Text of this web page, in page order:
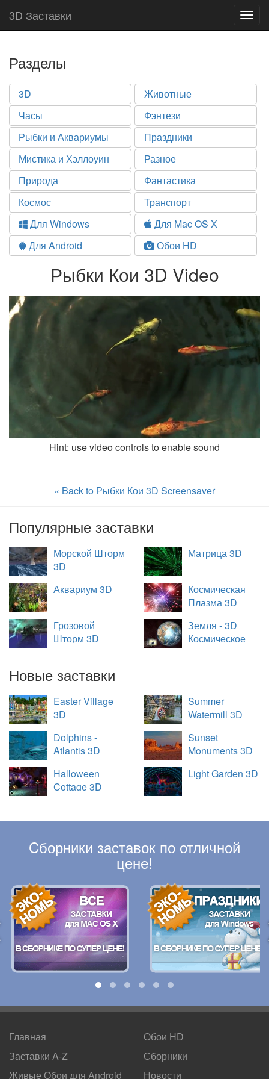
3D Заставки
Разделы
3D
Животные
Часы
Фэнтези
Рыбки и Аквариумы
Праздники
Мистика и Хэллоуин
Разное
Природа
Фантастика
Космос
Транспорт
Для Windows
Для Mac OS X
Для Android
Обои HD
Рыбки Кои 3D Video
Hint: use video controls to enable sound
« Back to Рыбки Кои 3D Screensaver
Популярные заставки
Морской Шторм
3D
Матрица 3D
Аквариум 3D
Космическая
Плазма 3D
Грозовой
Шторм 3D
Земля - 3D
Космическое
Новые заставки
Easter Village
3D
Summer
Watermill 3D
Dolphins -
Atlantis 3D
Sunset
Monuments 3D
Halloween
Cottage 3D
Light Garden 3D
Cборники заставок по отличной
цене!
Главная
Заставки A-Z
Живые Обои для Android
Обои HD
Сборники
Новости